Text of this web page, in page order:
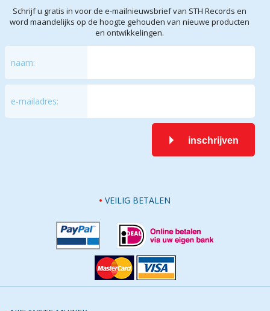
Schrijf u gratis in voor de e-mailnieuwsbrief van STH Records en
word maandelijks op de hoogte gehouden van nieuwe producten
en ontwikkelingen.
naam:
e-mailadres:
inschrijven
VEILIG BETALEN